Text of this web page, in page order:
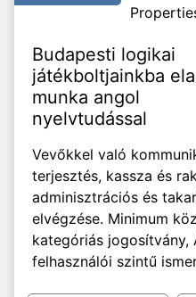
Budapesti logikai
játékboltjainkba
munka angol
nyelvtudással
Vevőkkel való
terjesztés, kassza és
adminisztrációs és
elvégzése. Minimum
kategóriás jogosítvány,
felhasználói szintű